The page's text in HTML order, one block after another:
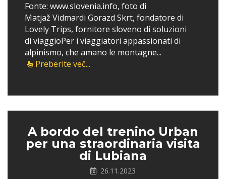
Fonte: www.slovenia.info, foto di
Matjaž Vidmardi Gorazd Skrt, fondatore di
Lovely Trips, fornitore sloveno di soluzioni
di viaggioPer i viaggiatori appassionati di
alpinismo, che amano le montagne...
Preberite več...
A bordo del trenino Urban
per una straordinaria visita
di Lubiana
26.11.2023